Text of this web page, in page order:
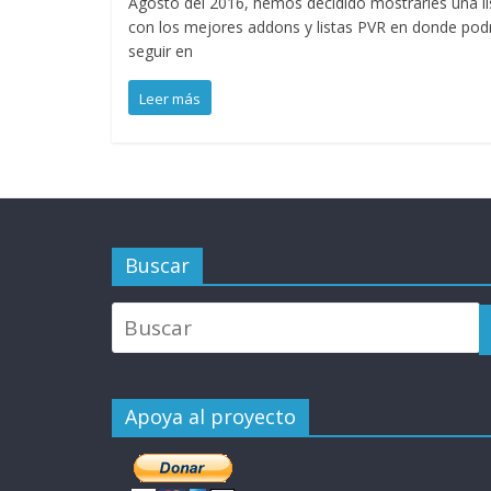
con los mejores addons y listas PVR en donde
seguir en
Leer más
Buscar
Apoya al proyecto